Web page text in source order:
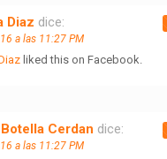
Diaz dice:
a las 11:27 PM
liked this on Facebook.
Cerdan dice:
a las 11:27 PM